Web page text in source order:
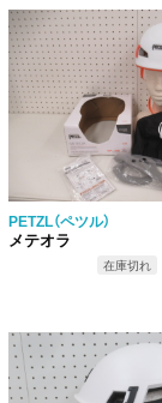
PETZL（ペツル）
メテオラ
在庫切れ